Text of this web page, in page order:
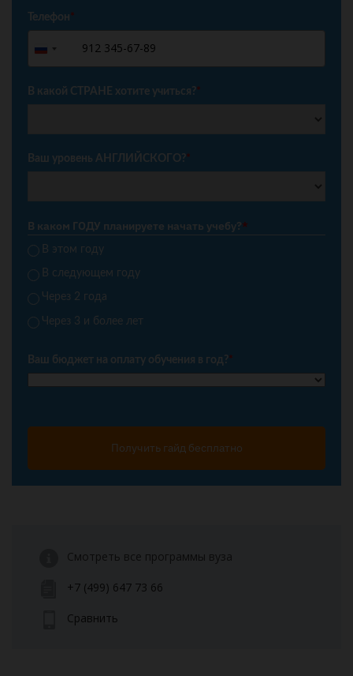
Телефон*
Russia
+7
В какой СТРАНЕ хотите учиться?*
Ваш уровень АНГЛИЙСКОГО?*
В каком ГОДУ планируете начать учебу?*
В этом году
В следующем году
Через 2 года
Через 3 и более лет
Ваш бюджет на оплату обучения в год?*
Получить гайд бесплатно
Смотреть все программы вуза
+7 (499) 647 73 66
Сравнить